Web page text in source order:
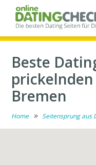
Beste
Bremen
Home » Seitensprung aus